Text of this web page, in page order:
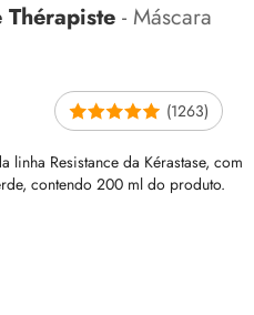
Thérapiste - Máscara
(1263)